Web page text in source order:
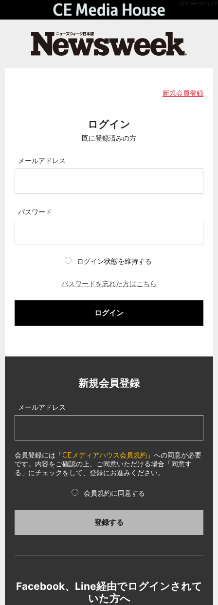
API Version 2.0
新規会員登録
ログイン
既に登録済みの方
メールアドレス
パスワード
ログイン状態を維持する
パスワードを忘れた方はこちら
ログイン
新規会員登録
メールアドレス
会員登録には「CEメディアハウス会員規約 」への同意が必要
です。内容をご確認の上、ご同意いただける場合「同意す
る」にチェックをして、登録にお進みください。
会員規約に同意する
登録する
Facebook、Line経由でログインされて
いた方へ